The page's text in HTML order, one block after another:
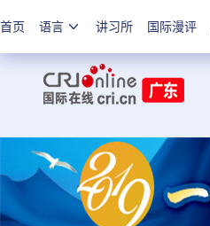
首页 语言 讲习所 国际漫评